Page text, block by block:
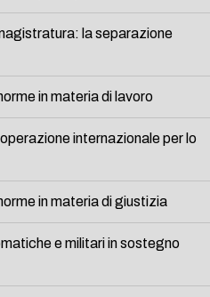
la separazione
in materia di lavoro
internazionale per lo
in materia di giustizia
e militari in sostegno